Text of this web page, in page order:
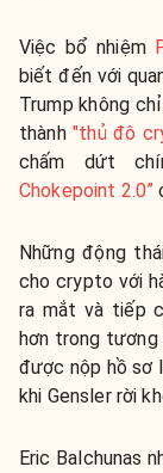
Việc bổ nhiệm
biết đến với
Trump không
thành"thủ đô
chấm dứt
Chokepoint 2.0”
Những động
cho crypto với
ra mắt và tiếp
hơn trong tương
được nộp hồ sơ
khi Gensler rời
Eric Balchunas